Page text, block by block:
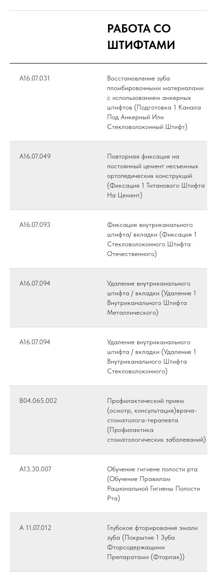
РАБОТА СО
ШТИФТАМИ
А16.07.031
Восстановление зуба
пломбировочными материалами
с использованием анкерных
штифтов (Подготовка 1 Канала
Под Анкерный Или
Стекловолоконный Штифт)
А16.07.049
Повторная фиксация на
постоянный цемент несъемных
ортопедических конструкций
(Фиксация 1 Титанового Штифта
На Цемент)
А16.07.093
Фиксация внутриканального
штифта/ вкладки (Фиксация 1
Стекловолоконного Штифта
Отечественного)
А16.07.094
Удаление внутриканального
штифта / вкладки (Удаление 1
Внутриканального Штифта
Металлического)
А16.07.094
Удаление внутриканального
штифта / вкладки (Удаление 1
Внутриканального Штифта
Стекловолоконного)
В04.065.002
Профилактический прием
(осмотр, консультация)врача-
стоматолога-терапевта
(Профилактика
стоматологических заболеваний)
A13.30.007
Обучение гигиене полости рта
(Обучение Правилам
Рациональной Гигиены Полости
Рта)
А 11.07.012
Глубокое фторирование эмали
зуба (Покрытие 1 Зуба
Фторсодержащими
Препаратами (Фторлак))